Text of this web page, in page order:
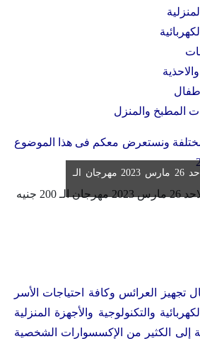
المطبخ والمنزل
ونستعرض معكم فى هذا الموضوع
عروض رنين اليوم الاحد 26 مارس 2023 مهرجان الـ
العرائس وكافة احتياجات الأسر
والتكنولوجية والأجهزة المنزلية
إلى الكثير من الإكسسوارات الشخصية